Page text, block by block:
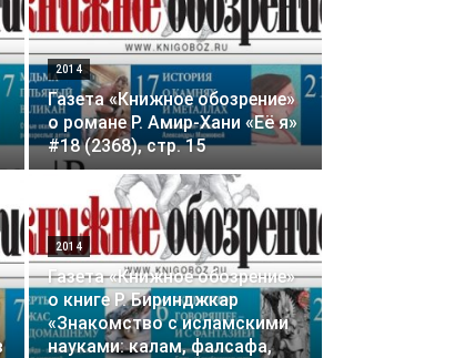
2014
Газета «Книжное обозрение»
о романе Р. Амир-Хани «Её я»
#18 (2368), стр. 15
2014
Газета «Книжное обозрение»
о книге Р. Биринджкар
«Знакомство с исламскими
науками: калам, фалсафа,